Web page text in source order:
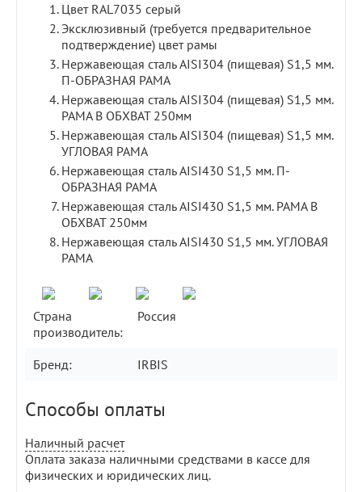
Цвет RAL7035 серый
Эксклюзивный (требуется предварительное
подтверждение) цвет рамы
Нержавеющая сталь AISI304 (пищевая) S1,5 мм.
П-ОБРАЗНАЯ РАМА
Нержавеющая сталь AISI304 (пищевая) S1,5 мм.
РАМА В ОБХВАТ 250мм
Нержавеющая сталь AISI304 (пищевая) S1,5 мм.
УГЛОВАЯ РАМА
Нержавеющая сталь AISI430 S1,5 мм. П-
ОБРАЗНАЯ РАМА
Нержавеющая сталь AISI430 S1,5 мм. РАМА В
ОБХВАТ 250мм
Нержавеющая сталь AISI430 S1,5 мм. УГЛОВАЯ
РАМА
Страна
производитель:
Россия
Бренд: IRBIS
Способы оплаты
Наличный расчет
Оплата заказа наличными средствами в кассе для
физических и юридических лиц.